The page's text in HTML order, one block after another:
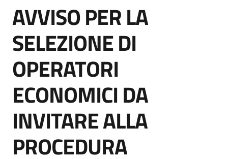
strumenti
di
Supporto
Piattaforme
telematiche
Salta al contenuto
AVVISO PER LA
SELEZIONE DI
OPERATORI
ECONOMICI DA
INVITARE ALLA
PROCEDURA